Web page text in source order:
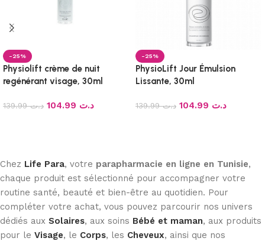
-25%
Physiolift crème de nuit
regénérant visage, 30ml
د.ت139.99 د.ت
-25%
PhysioLift Jour Émulsion
Lissante, 30ml
د.ت139.99 د.ت
Chez Life Para, votre parapharmacie en ligne en Tunisie,
chaque produit est sélectionné pour accompagner votre
routine santé, beauté et bien-être au quotidien. Pour
compléter votre achat, vous pouvez parcourir nos univers
dédiés aux Solaires, aux soins Bébé et maman, aux produits
pour le Visage, le Corps, les Cheveux, ainsi que nos